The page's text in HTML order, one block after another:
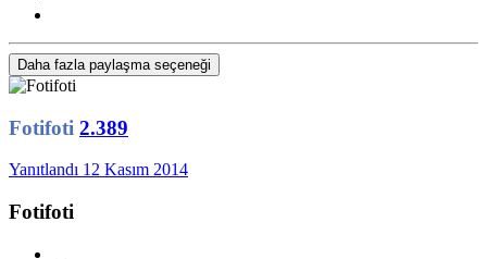
Daha fazla paylaşma seçeneği
Fotifoti 2.389
Yanıtlandı 12 Kasım 2014
Fotifoti